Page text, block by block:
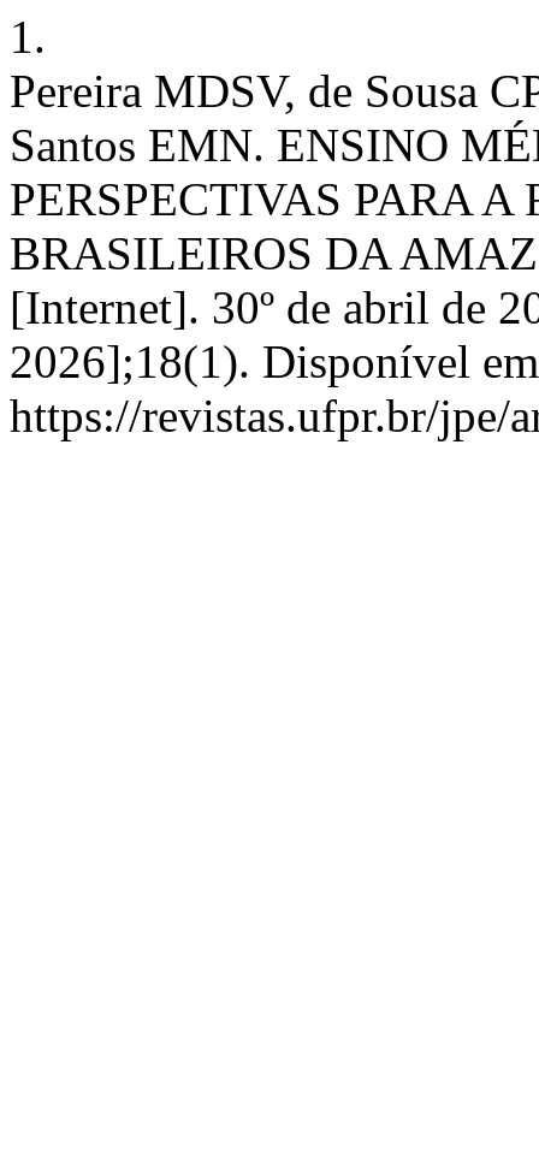
1.
Pereira MDSV, de Sousa
Santos EMN. ENSINO
PERSPECTIVAS PARA
BRASILEIROS DA
[Internet]. 30º de abril de
2026];18(1). Disponível
https://revistas.ufpr.br/jpe/